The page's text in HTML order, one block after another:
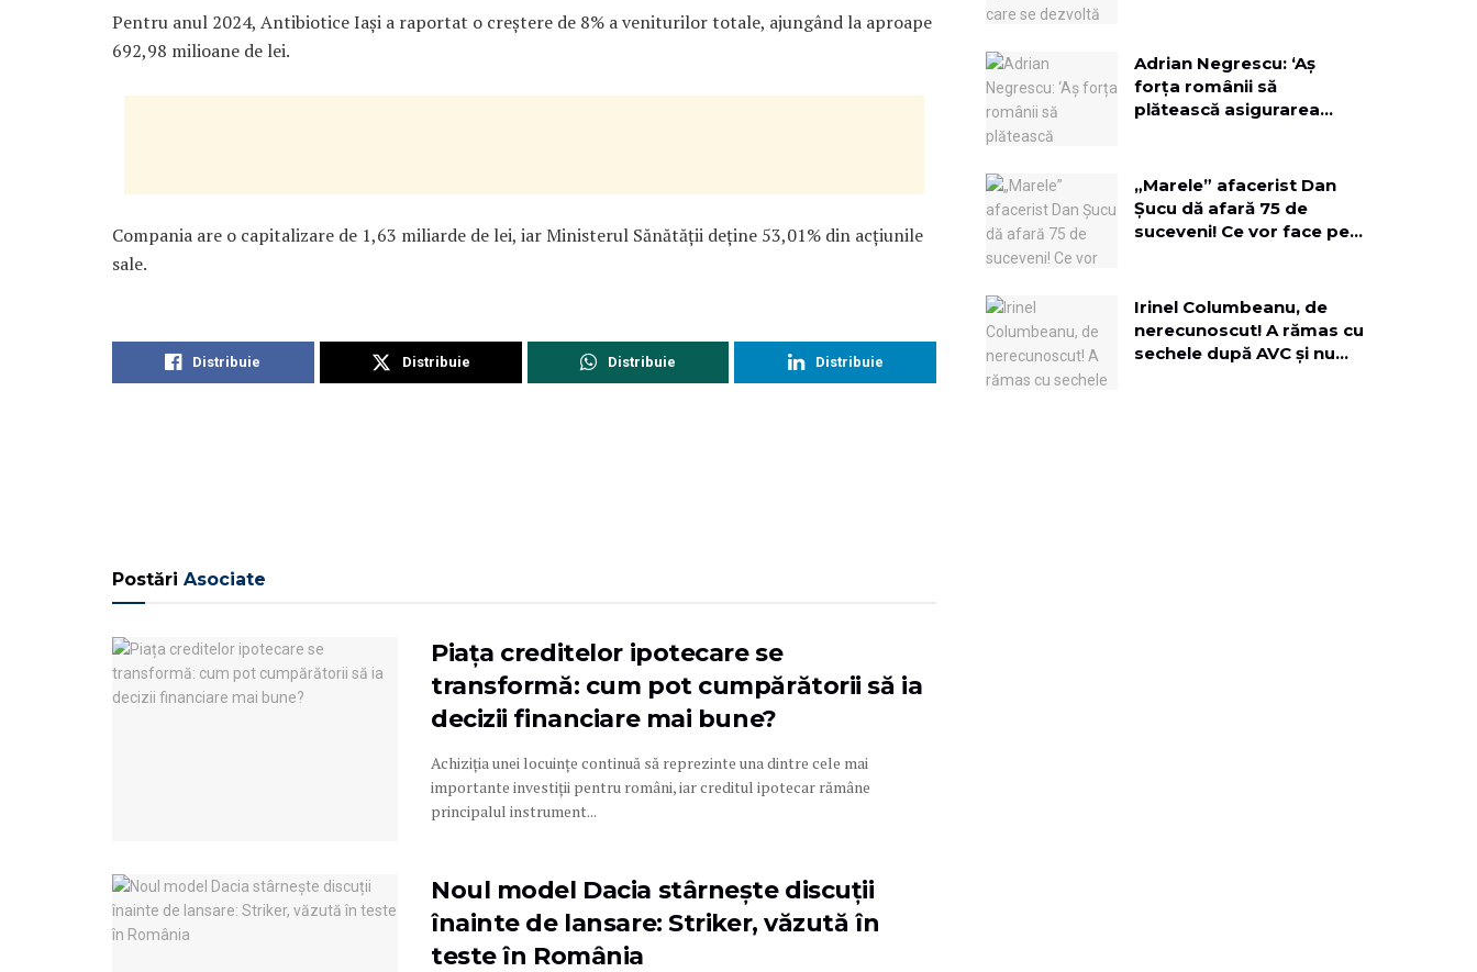
Pentru anul 2024, Antibiotice Iași a raportat o creștere de 8% a veniturilor totale, ajungând la aproape
692,98 milioane de lei.
Compania are o capitalizare de 1,63 miliarde de lei, iar Ministerul Sănătății deține 53,01% din acțiunile
sale.
Distribuie Distribuie Distribuie Distribuie
Postări Asociate
Piața creditelor ipotecare se
transformă: cum pot cumpărătorii să ia
decizii financiare mai bune?
Achiziția unei locuințe continuă să reprezinte una dintre cele mai
importante investiții pentru români, iar creditul ipotecar rămâne
principalul instrument...
Noul model Dacia stârnește discuții
înainte de lansare: Striker, văzută în
teste în România
Adrian Negrescu: ‘Aș
forța românii să
plătească asigurarea
„Marele” afacerist Dan
Șucu dă afară 75 de
suceveni! Ce vor face pe
Irinel Columbeanu, de
nerecunoscut! A rămas cu
sechele după AVC și nu